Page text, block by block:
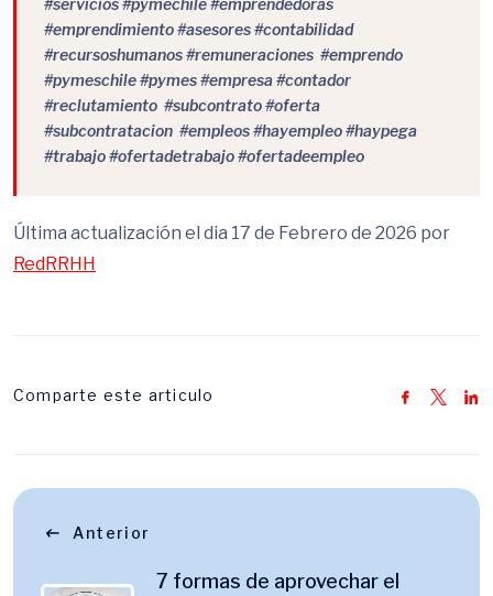
#servicios #pymechile #emprendedoras
#emprendimiento #asesores #contabilidad
#recursoshumanos #remuneraciones #emprendo
#pymeschile #pymes #empresa #contador
#reclutamiento #subcontrato #oferta
#subcontratacion #empleos #hayempleo #haypega
#trabajo #ofertadetrabajo #ofertadeempleo
Última actualización el dia 17 de Febrero de 2026 por
RedRRHH
Comparte este articulo
Anterior
7 formas de aprovechar el